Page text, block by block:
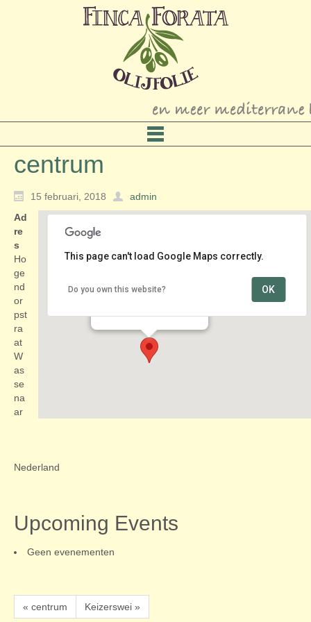
centrum
15 februari, 2018 admin
centrum
This page can't load Google Maps correctly.
Do you own this website? OK
Ad
re
s
Ho
ge
nd
or
pst
ra
at
W
as
se
na
ar
Nederland
Upcoming Events
Geen evenementen
« centrum Keizerswei »